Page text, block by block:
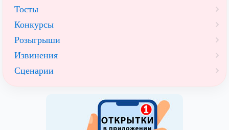
Тосты
Конкурсы
Розыгрыши
Извинения
Сценарии